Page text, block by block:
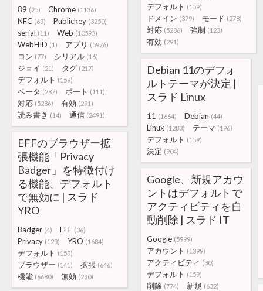
89 (25) Chrome (1136)
NFC (63) Publickey (3250)
serial (11) Web (10593)
WebHID (1) アプリ (5976)
コン (77) シリアル (16)
ジョイ (21) タグ (217)
デフォルト (159)
ベータ (287) ポート (111)
対応 (5286) 有効 (291)
読み書き (14) 通信 (2491)
デフォルト (159)
ドメイン (379) モード (278)
対応 (5286) 強制 (123)
有効 (291)
Debian 11のデフォ
ルトテーマが決定 |
スラド Linux
11 (1664) Debian (44)
Linux (1283) テーマ (196)
デフォルト (159)
決定 (904)
EFFのブラウザー拡
張機能「Privacy
Badger」を特徴付け
る機能、デフォルト
で無効に | スラド
YRO
Badger (4) EFF (36)
Privacy (123) YRO (1684)
デフォルト (159)
ブラウザー (141) 拡張 (646)
機能 (6680) 無効 (230)
Google、新規アカウ
ントはデフォルトで
アクティビティを自
動削除 | スラド IT
Google (5999)
アカウント (1399)
アクティビティ (30)
デフォルト (159)
削除 (774) 新規 (632)